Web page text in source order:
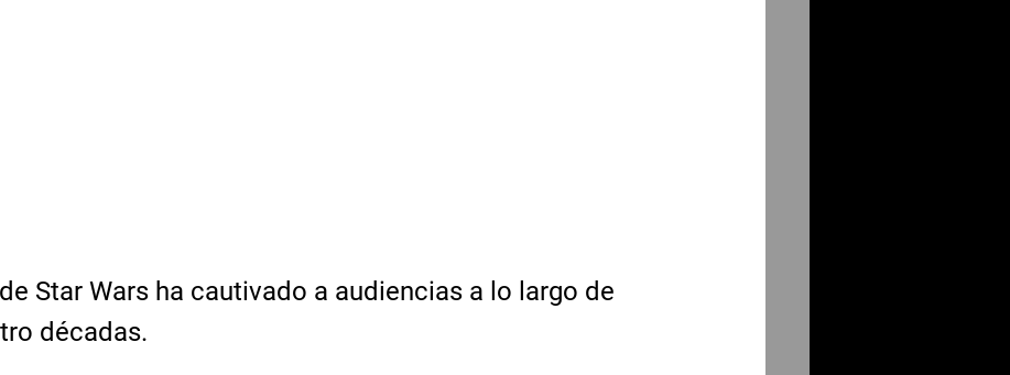
Star Wars ha cautivado a audiencias a lo largo de
décadas.